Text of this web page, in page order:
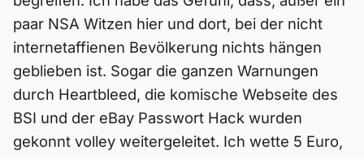
paar NSA Witzen hier und dort, bei der nicht
internetaffienen Bevölkerung nichts hängen
geblieben ist. Sogar die ganzen Warnungen
durch Heartbleed, die komische Webseite des
BSI und der eBay Passwort Hack wurden
gekonnt volley weitergeleitet. Ich wette 5 Euro,